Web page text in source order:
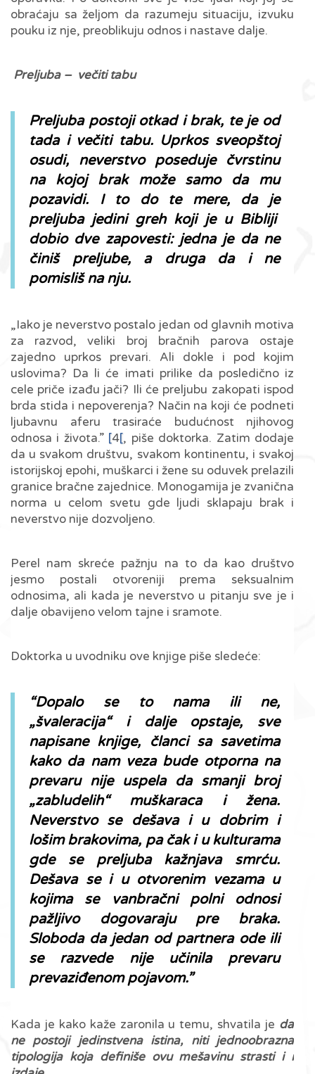
obraćaju sa željom da razumeju situaciju, izvuku
pouku iz nje, preoblikuju odnos i nastave dalje.
Preljuba – večiti tabu
Preljuba postoji otkad i brak, te je od
tada i večiti tabu. Uprkos sveopštoj
osudi, neverstvo poseduje čvrstinu
na kojoj brak može samo da mu
pozavidi. I to do te mere, da je
preljuba jedini greh koji je u Bibliji
dobio dve zapovesti: jedna je da ne
činiš preljube, a druga da i ne
pomisliš na nju.
„Iako je neverstvo postalo jedan od glavnih motiva
za razvod, veliki broj bračnih parova ostaje
zajedno uprkos prevari. Ali dokle i pod kojim
uslovima? Da li će imati prilike da posledično iz
cele priče izađu jači? Ili će preljubu zakopati ispod
brda stida i nepoverenja? Način na koji će podneti
ljubavnu aferu trasiraće budućnost njihovog
odnosa i života.” [4[, piše doktorka. Zatim dodaje
da u svakom društvu, svakom kontinentu, i svakoj
istorijskoj epohi, muškarci i žene su oduvek prelazili
granice bračne zajednice. Monogamija je zvanična
norma u celom svetu gde ljudi sklapaju brak i
neverstvo nije dozvoljeno.
Perel nam skreće pažnju na to da kao društvo
jesmo postali otvoreniji prema seksualnim
odnosima, ali kada je neverstvo u pitanju sve je i
dalje obavijeno velom tajne i sramote.
Doktorka u uvodniku ove knjige piše sledeće:
“Dopalo se to nama ili ne,
„švaleracija“ i dalje opstaje, sve
napisane knjige, članci sa savetima
kako da nam veza bude otporna na
prevaru nije uspela da smanji broj
„zabludelih“ muškaraca i žena.
Neverstvo se dešava i u dobrim i
lošim brakovima, pa čak i u kulturama
gde se preljuba kažnjava smrću.
Dešava se i u otvorenim vezama u
kojima se
vanbračni polni odnosi
pažljivo dogovaraju pre braka.
Sloboda da jedan od partnera ode ili
se razvede nije učinila prevaru
prevaziđenom pojavom.”
Kada je kako kaže zaronila u temu, shvatila je da
ne postoji jedinstvena istina, niti jednoobrazna
tipologija koja definiše ovu mešavinu strasti i i